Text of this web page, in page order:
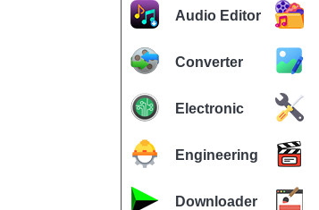
Audio Editor
Converter
Electronic
Engineering
Downloader